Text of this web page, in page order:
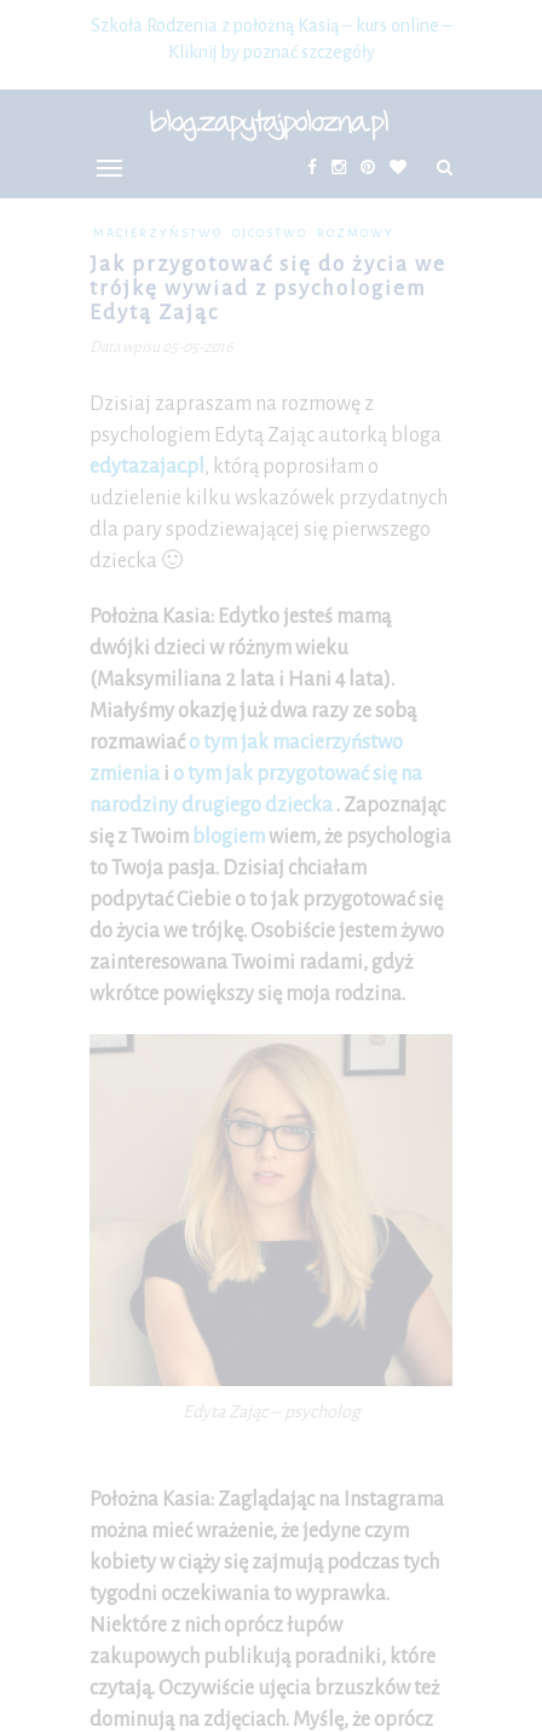
Szkoła Rodzenia z położną Kasią – kurs online –
Kliknij by poznać szczegóły
MACIERZYŃSTWO OJCOSTWO ROZMOWY
Jak przygotować się do życia we
trójkę wywiad z psychologiem
Edytą Zając
Data wpisu 05-05-2016
Dzisiaj zapraszam na rozmowę z
psychologiem Edytą Zając autorką bloga
edytazajac.pl , którą poprosiłam o
udzielenie kilku wskazówek przydatnych
dla pary spodziewającej się pierwszego
dziecka 🙂
Położna Kasia: Edytko jesteś mamą
dwójki dzieci w różnym wieku
(Maksymiliana 2 lata i Hani 4 lata).
Miałyśmy okazję już dwa razy ze sobą
rozmawiać o tym jak macierzyństwo
zmienia i o tym jak przygotować się na
narodziny drugiego dziecka . Zapoznając
się z Twoim blogiemwiem, że psychologia
to Twoja pasja. Dzisiaj chciałam
podpytać Ciebie o to jak przygotować się
do życia we trójkę. Osobiście jestem żywo
zainteresowana Twoimi radami, gdyż
wkrótce powiększy się moja rodzina.
Edyta Zając – psycholog
Położna Kasia: Zaglądając na Instagrama
można mieć wrażenie, że jedyne czym
kobiety w ciąży się zajmują podczas tych
tygodni oczekiwania to wyprawka.
Niektóre z nich oprócz łupów
zakupowych publikują poradniki, które
czytają. Oczywiście ujęcia brzuszków też
dominują na zdjęciach. Myślę, że oprócz